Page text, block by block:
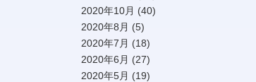
2020年10月 (40)
2020年8月 (5)
2020年7月 (18)
2020年6月 (27)
2020年5月 (19)